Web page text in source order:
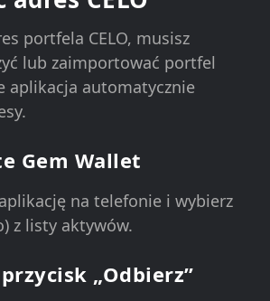
portfela CELO, musisz
lub zaimportować portfel
aplikacja automatycznie
Gem Wallet
na telefonie i wybierz
z listy aktywów.
„Odbierz”